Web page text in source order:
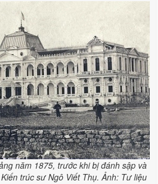
năm 1875, trước khi bị đánh sập và
trúc sư Ngô Viết Thụ. Ảnh: Tư liệu